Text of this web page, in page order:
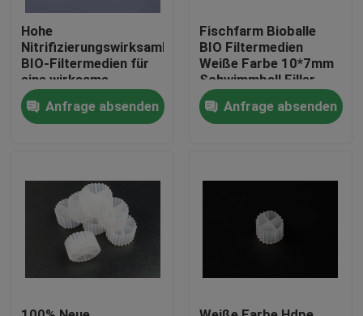
Produkte
Über uns
Fabrik-Ausflug
Hohe
Nitrifizierungswirksamkeit
BIO-Filtermedien für
eine wirksame
Abwasserbehandlung
Anfrage absenden
Fischfarm Bioballe
BIO Filtermedien
Weiße Farbe 10*7mm
Schwimmball Filler
100% jungfräuliche
HDPE Biofiltermedien
Anfrage absenden